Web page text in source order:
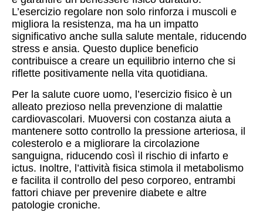
L’esercizio regolare non solo rinforza i muscoli e
migliora la resistenza, ma ha un impatto
significativo anche sulla salute mentale, riducendo
stress e ansia. Questo duplice beneficio
contribuisce a creare un equilibrio interno che si
riflette positivamente nella vita quotidiana.
Per la salute cuore uomo, l’esercizio fisico è un
alleato prezioso nella prevenzione di malattie
cardiovascolari. Muoversi con costanza aiuta a
mantenere sotto controllo la pressione arteriosa, il
colesterolo e a migliorare la circolazione
sanguigna, riducendo così il rischio di infarto e
ictus. Inoltre, l’attività fisica stimola il metabolismo
e facilita il controllo del peso corporeo, entrambi
fattori chiave per prevenire diabete e altre
patologie croniche.